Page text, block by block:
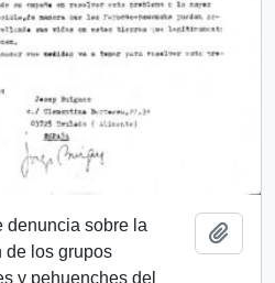
denuncia sobre la
de los grupos
y pehuenches del